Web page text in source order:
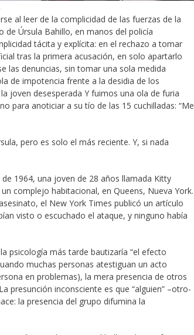
al leer de la complicidad de las fuerzas de la
de Úrsula Bahillo, en manos del policía
tácita y explícita: en el rechazo a tomar
tras la primera acusación, en solo apartarlo
las denuncias, sin tomar una sola medida
de impotencia frente a la desidia de los
joven desesperada Y fuimos una ola de furia
para anoticiar a su tío de las 15 cuchilladas: “Me
pero es solo el más reciente. Y, si nada
1964, una joven de 28 años llamada Kitty
complejo habitacional, en Queens, Nueva York.
el New York Times publicó un artículo
visto o escuchado el ataque, y ninguno había
psicología más tarde bautizaría “el efecto
muchas personas atestiguan un acto
en problemas), la mera presencia de otros
presunción inconsciente es que “alguien” –otro-
la presencia del grupo difumina la